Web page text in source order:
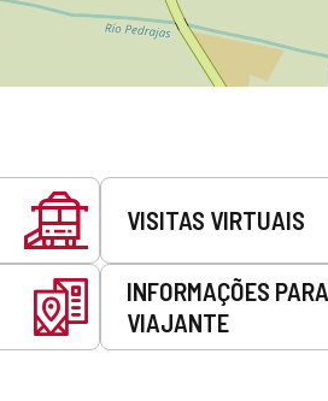
VISITAS VIRTUAIS
INFORMAÇÕES
VIAJANTE